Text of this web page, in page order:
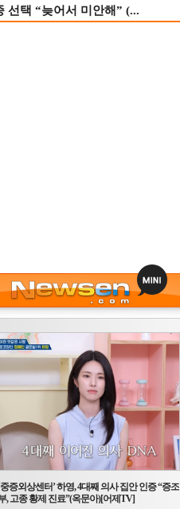
선택 “늦어서 미안해” (...
중증외상센터’ 하영, 4대째 의사 집안 인증 “증조
, 고종 황제 진료”(옥문아)[어제TV]